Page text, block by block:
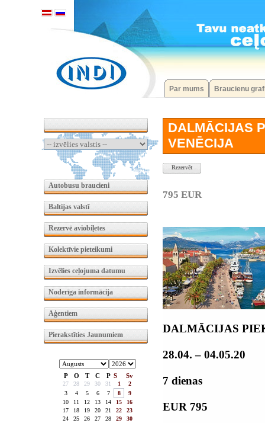
Par mums Braucienu
Autobusu braucieni
Baltijas valstī
Rezervē aviobiļetes
Kolektīvie pieteikumi
Izvēlies ceļojuma datumu
Noderīga informācija
Aģentiem
Pierakstīties Jaunumiem
P O T C P S Sv
27 28 29 30 31 1
2
3
4 5 6 7 8
9
10
11 12 13 14 15
16
17
18 19 20 21 22
23
24
25 26 27 28 29
30
DALMĀCIJAS
VENĒCIJA
Rezervēt
795 EUR
DALMĀCIJAS
28.04. – 04.05.20
7 dienas
EUR 795